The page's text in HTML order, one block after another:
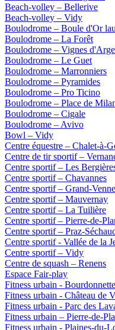
Beach-volley – Bellerive
Beach-volley – Vidy
Boulodrome – Boule d'Or
Boulodrome – La Forêt
Boulodrome – Vignes
Boulodrome – Le Guet
Boulodrome – Marronniers
Boulodrome – Pyramides
Boulodrome – Pro Ticino
Boulodrome – Place de
Boulodrome – Cigale
Boulodrome – Avivo
Bowl – Vidy
Centre équestre – Chalet-à-
Centre de tir sportif –
Centre sportif – Les
Centre sportif – Chavannes
Centre sportif – Grand-
Centre sportif – Mauvernay
Centre sportif – La Tuilière
Centre sportif – Pierre-de-
Centre sportif – Praz-
Centre sportif - Vallée de la
Centre sportif – Vidy
Centre de squash – Renens
Espace Fair-play
Fitness urbain - Bourdonnette
Fitness urbain - Château de
Fitness urbain - Parc des
Fitness urbain – Pierre-de-
Fitness urbain - Plaines-du-